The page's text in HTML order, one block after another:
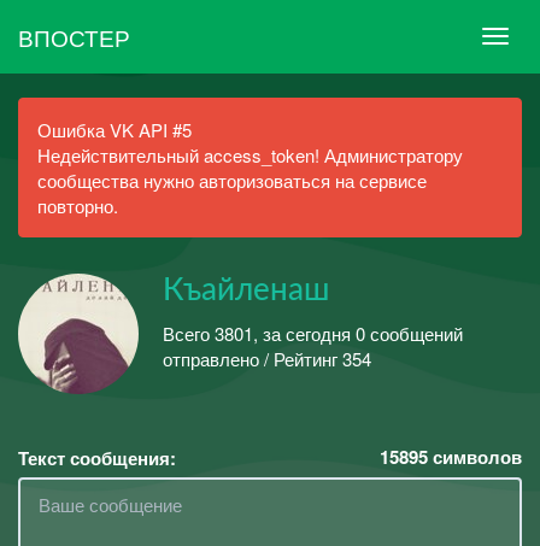
ВПОСТЕР
Ошибка VK API #5
Недействительный access_token! Администратору
сообщества нужно авторизоваться на сервисе
повторно.
Къайленаш
Всего 3801, за сегодня 0 сообщений
отправлено / Рейтинг 354
Текст сообщения: 15895символов